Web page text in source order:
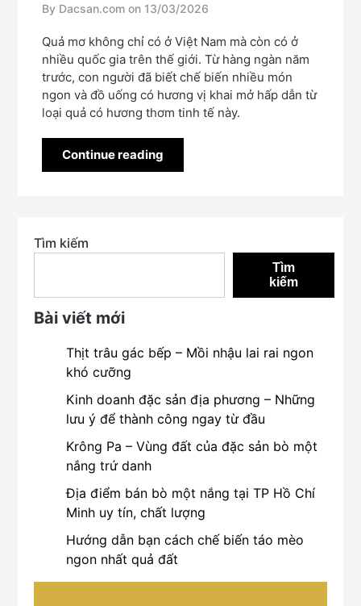
By Dacsan.com on 13/03/2026
Quả mơ không chỉ có ở Việt Nam mà còn có ở
nhiều quốc gia trên thế giới. Từ hàng ngàn năm
trước, con người đã biết chế biến nhiều món
ngon và đồ uống có hương vị khai mở hấp dẫn từ
loại quả có hương thơm tinh tế này.
Continue reading
Tìm kiếm
Tìm
kiếm
Bài viết mới
Thịt trâu gác bếp – Mồi nhậu lai rai ngon
khó cưỡng
Kinh doanh đặc sản địa phương – Những
lưu ý để thành công ngay từ đầu
Krông Pa – Vùng đất của đặc sản bò một
nắng trứ danh
Địa điểm bán bò một nắng tại TP Hồ Chí
Minh uy tín, chất lượng
Hướng dẫn bạn cách chế biến táo mèo
ngon nhất quả đất